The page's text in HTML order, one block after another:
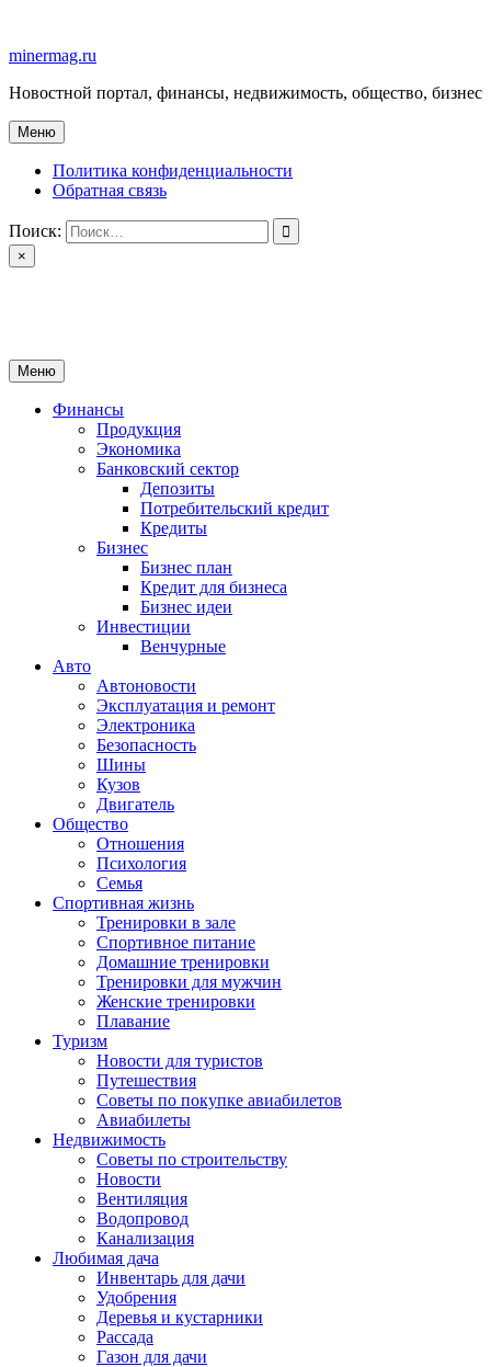
содержимому
minermag.ru
Новостной портал, финансы, недвижимость, общество, бизнес
Меню
Политика конфиденциальности
Обратная связь
Поиск:
×
Меню
Финансы
Продукция
Экономика
Банковский сектор
Депозиты
Потребительский кредит
Кредиты
Бизнес
Бизнес план
Кредит для бизнеса
Бизнес идеи
Инвестиции
Венчурные
Авто
Автоновости
Эксплуатация и ремонт
Электроника
Безопасность
Шины
Кузов
Двигатель
Общество
Отношения
Психология
Семья
Спортивная жизнь
Тренировки в зале
Спортивное питание
Домашние тренировки
Тренировки для мужчин
Женские тренировки
Плавание
Туризм
Новости для туристов
Путешествия
Советы по покупке авиабилетов
Авиабилеты
Недвижимость
Советы по строительству
Новости
Вентиляция
Водопровод
Канализация
Любимая дача
Инвентарь для дачи
Удобрения
Деревья и кустарники
Рассада
Газон для дачи